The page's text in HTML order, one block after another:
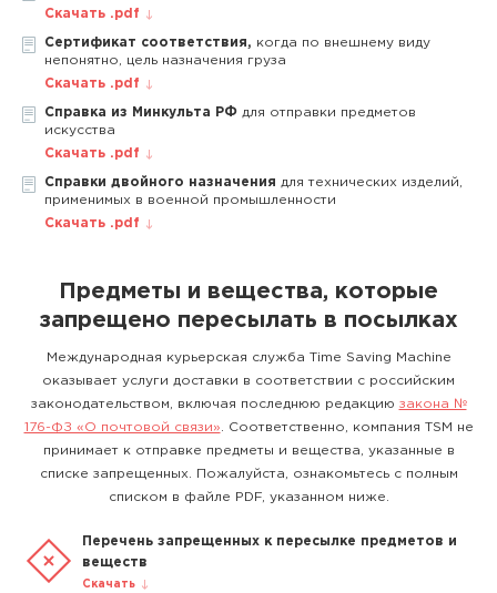
Скачать .pdf
Сертификат соответствия, когда по внешнему виду
непонятно, цель назначения груза
Скачать .pdf
Справка из Минкульта РФ для отправки предметов
искусства
Скачать .pdf
Справки двойного назначения для технических изделий,
применимых в военной промышленности
Скачать .pdf
Предметы и вещества, которые
запрещено пересылать в посылках
Международная курьерская служба Time Saving Machine
оказывает услуги доставки в соответствии с российским
законодательством, включая последнюю редакцию закона №
176-ФЗ «О почтовой связи» . Соответственно, компания TSM не
принимает к отправке предметы и вещества, указанные в
списке запрещенных. Пожалуйста, ознакомьтесь с полным
списком в файле PDF, указанном ниже.
Перечень запрещенных к пересылке предметов и
веществ
Скачать